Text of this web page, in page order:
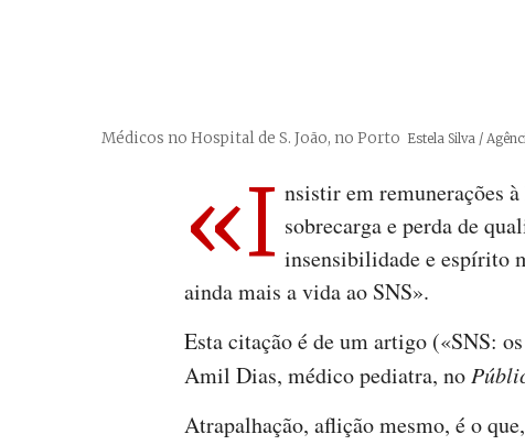
Médicos no Hospital de S. João, no Porto Créditos
Estela Silva /
«I nsistir em remunerações
sobrecarga e perda de
insensibilidade e espírito
ainda mais a vida ao SNS».
Esta citação é de um artigo («SNS:
Amil Dias, médico pediatra, no
Atrapalhação, aflição mesmo, é o